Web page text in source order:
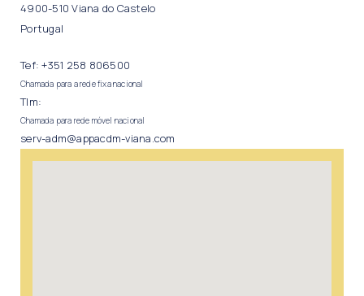
4900-510 Viana do Castelo
Portugal
Tef: +351 258 806500
Chamada para a rede fixa nacional
Tlm:
Chamada para rede móvel nacional
serv-adm@appacdm-viana.com